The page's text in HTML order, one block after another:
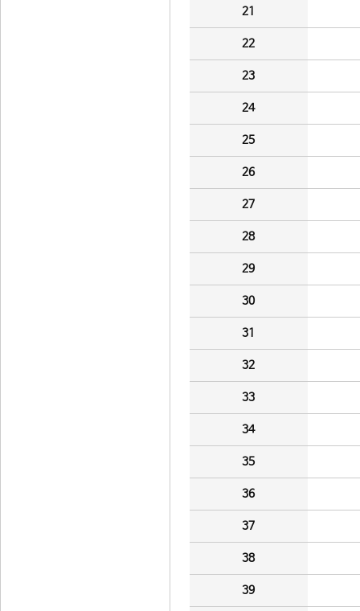
21
22
23
24
25
26
27
28
29
30
31
32
33
34
35
36
37
38
39